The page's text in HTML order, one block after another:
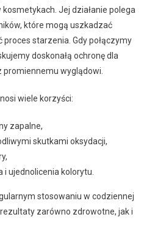
Jej działanie polega
które mogą uszkadzać
starzenia. Gdy połączymy
doskonałą ochronę dla
promiennemu wyglądowi.
wiele korzyści:
zapalne,
skutkami oksydacji,
ujednolicenia kolorytu.
stosowaniu w codziennej
zarówno zdrowotne, jak i